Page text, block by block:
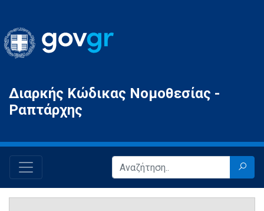
Gov.gr
Διαρκής Κώδικας Νομοθεσίας -
Ραπτάρχης